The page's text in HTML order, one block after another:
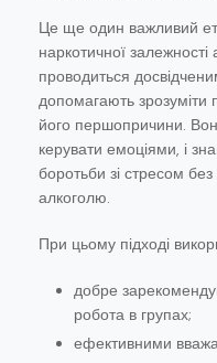
Це ще один важливий
наркотичної залежності
проводиться
допомагають зрозуміти
його першопричини.
керувати емоціями, і
боротьби зі стресом
алкоголю.
При цьому підході
добре
робота в групах;
ефективними